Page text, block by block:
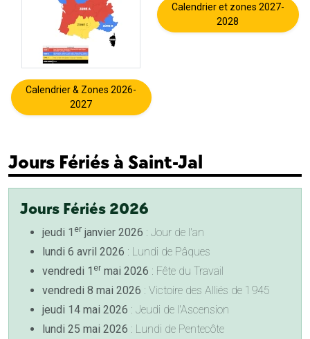
Calendrier & Zones 2026-
2027
Calendrier et zones 2027-
2028
Jours Fériés à Saint-Jal
Jours Fériés 2026
jeudi 1 er janvier 2026 : Jour de l'an
lundi 6 avril 2026 : Lundi de Pâques
vendredi 1 er mai 2026 : Fête du Travail
vendredi 8 mai 2026 : Victoire des Alliés de 1945
jeudi 14 mai 2026 : Jeudi de l'Ascension
lundi 25 mai 2026 : Lundi de Pentecôte